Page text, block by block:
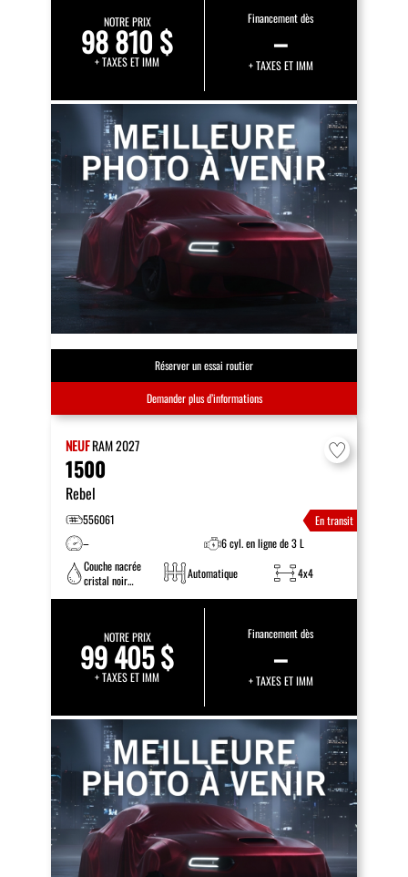
NOTRE PRIX
98 810 $
+ TAXES ET IMM
Financement dès
–
+ TAXES ET IMM
Réserver un essai routier
Demander plus d’informations
NEUFRAM2027
1500
Rebel
556061
En transit
–
6 cyl. en ligne de 3 L
Couche nacrée
cristal noir
Automatique 4x4
NOTRE PRIX
99 405 $
+ TAXES ET IMM
Financement dès
–
+ TAXES ET IMM